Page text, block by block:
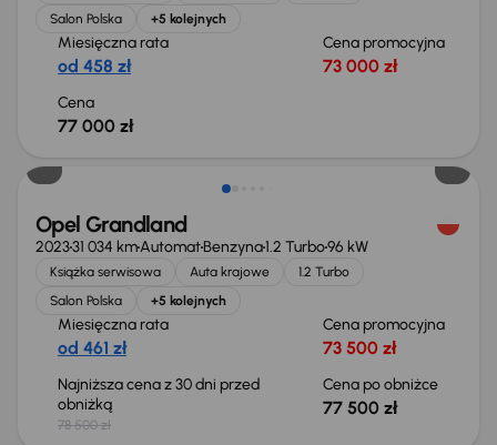
Salon Polska
+5 kolejnych
Miesięczna rata
od 458 zł
Cena promocyjna
73 000 zł
Cena
77 000 zł
Opel Grandland
202331 034 kmAutomatBenzyna1.2 Turbo96 kW
Książka serwisowa Auta krajowe
1.2 Turbo
Salon Polska
+5 kolejnych
Miesięczna rata
od 461 zł
Cena promocyjna
73 500 zł
Najniższa cena z 30 dni przed
obniżką
78 500 zł
Cena po obniżce
77 500 zł
Taniej o 4 000 zł